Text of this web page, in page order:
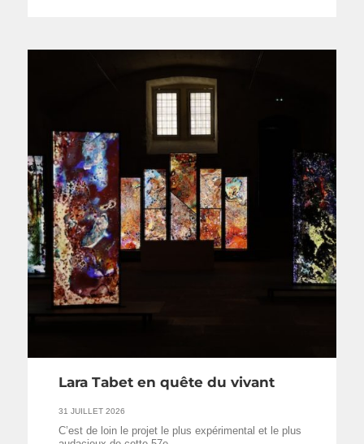
Lara Tabet en quête du vivant
31 JUILLET 2026
C’est de loin le projet le plus expérimental et le plus